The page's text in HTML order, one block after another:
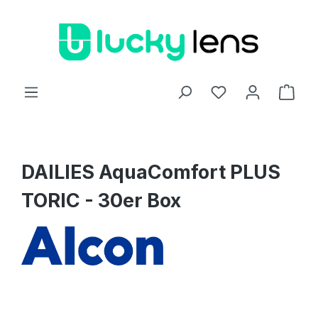
DAILIES AquaComfort PLUS
TORIC - 30er Box